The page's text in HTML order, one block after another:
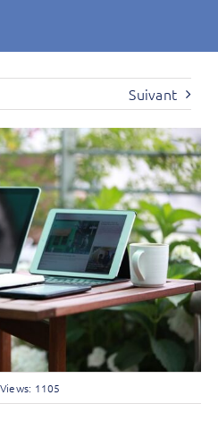
Suivant
Views: 1105